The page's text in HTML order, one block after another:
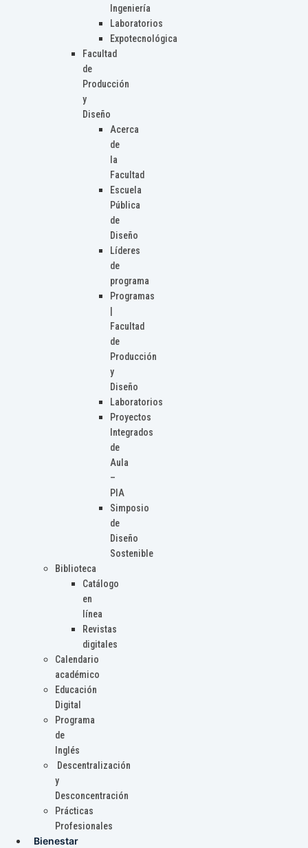
Ingeniería
Laboratorios
Expotecnológica
Facultad
de
Producción
y
Diseño
Acerca
de
la
Facultad
Escuela
Pública
de
Diseño
Líderes
de
programa
Programas
Facultad
de
Producción
y
Diseño
Laboratorios
Proyectos
Integrados
de
Aula
–
PIA
Simposio
de
Diseño
Sostenible
Biblioteca
Catálogo
en
línea
Revistas
digitales
Calendario
académico
Educación
Digital
Programa
de
Inglés
Descentralización
y
Desconcentración
Prácticas
Profesionales
Bienestar